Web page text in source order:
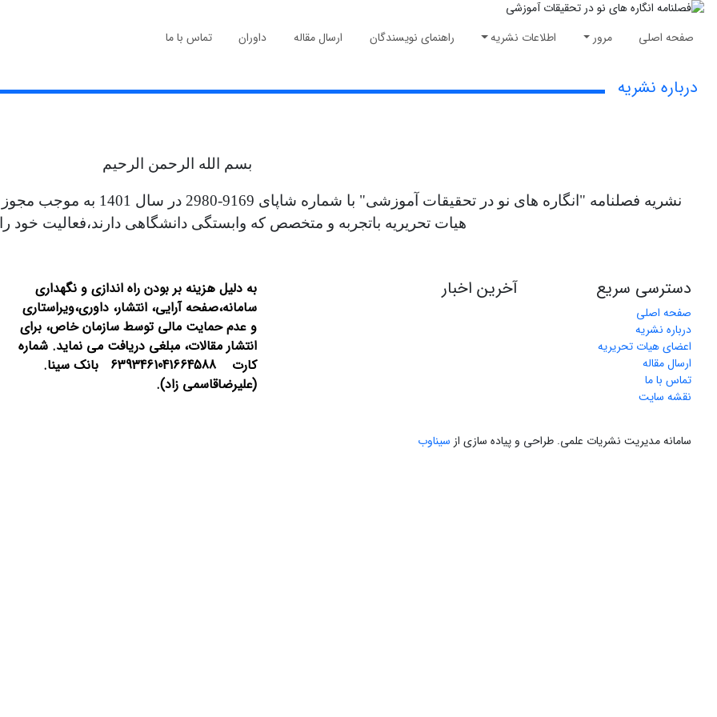
صفحه اصلی مرور اطلاعات نشریه راهنمای نویسندگان ارسال مقاله داوران تماس با ما
درباره نشریه
بسم الله الرحمن الرحیم
هیات تحریریه باتجربه و متخصص که وابستگی دانشگاهی دارند،فعالیت خود
دسترسی سریع
صفحه اصلی
درباره نشریه
اعضای هیات تحریریه
ارسال مقاله
تماس با ما
نقشه سایت
آخرین اخبار
به دلیل هزینه بر بودن راه اندازی و نگهداری
سامانه،صفحه آرایی، انتشار، داوری،ویراستاری
و عدم حمایت مالی توسط سازمان خاص، برای
انتشار مقالات، مبلغی دریافت می نماید. شماره
کارت 6393461041664588 بانک سینا.
(علیرضاقاسمی زاد).
سامانه مدیریت نشریات علمی. طراحی و پیاده سازی از سیناوب